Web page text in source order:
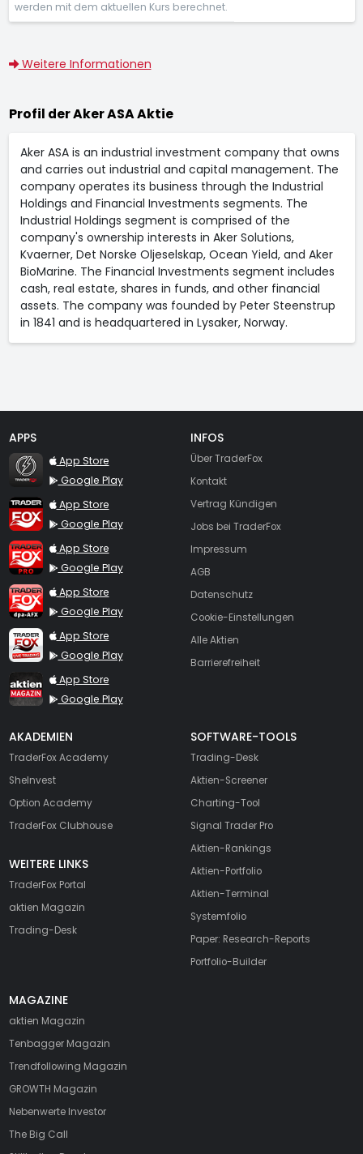
werden mit dem aktuellen Kurs berechnet.
Weitere Informationen
Profil der Aker ASA Aktie
Aker ASA is an industrial investment company that owns
and carries out industrial and capital management. The
company operates its business through the Industrial
Holdings and Financial Investments segments. The
Industrial Holdings segment is comprised of the
company's ownership interests in Aker Solutions,
Kvaerner, Det Norske Oljeselskap, Ocean Yield, and Aker
BioMarine. The Financial Investments segment includes
cash, real estate, shares in funds, and other financial
assets. The company was founded by Peter Steenstrup
in 1841 and is headquartered in Lysaker, Norway.
APPS
TraderFox Flash
App Store
Google Play
TraderFox App
App Store
Google Play
TraderFox Pro
App Store
Google Play
TraderFox dpa-AFX ProFeed
App Store
Google Play
TraderFox Live Trading
App Store
Google Play
TraderFox aktien Magazin
App Store
Google Play
INFOS
Über TraderFox
Kontakt
Vertrag Kündigen
Jobs bei TraderFox
Impressum
AGB
Datenschutz
Cookie-Einstellungen
Alle Aktien
Barrierefreiheit
AKADEMIEN
TraderFox Academy
SheInvest
Option Academy
TraderFox Clubhouse
WEITERE LINKS
TraderFox Portal
aktien Magazin
Trading-Desk
SOFTWARE-TOOLS
Trading-Desk
Aktien-Screener
Charting-Tool
Signal Trader Pro
Aktien-Rankings
Aktien-Portfolio
Aktien-Terminal
Systemfolio
Paper: Research-Reports
Portfolio-Builder
MAGAZINE
aktien Magazin
Tenbagger Magazin
Trendfollowing Magazin
GROWTH Magazin
Nebenwerte Investor
The Big Call